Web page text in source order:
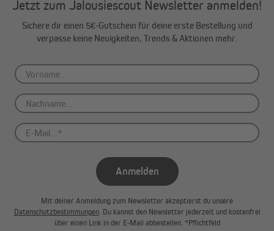
Jetzt zum Jalousiescout Newsletter anmelden!
Sichere dir einen 5€-Gutschein für deine erste Bestellung und
verpasse keine Neuigkeiten, Trends & Aktionen mehr.
Anmelden
Mit deiner Anmeldung zum Newsletter akzeptierst du unsere
Datenschutzbestimmungen. Du kannst den Newsletter jederzeit und kostenfrei
über einen Link in der E-Mail abbestellen. *Pflichtfeld